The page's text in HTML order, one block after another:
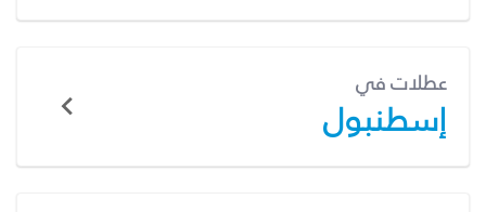
عطلات في
إسطنبول